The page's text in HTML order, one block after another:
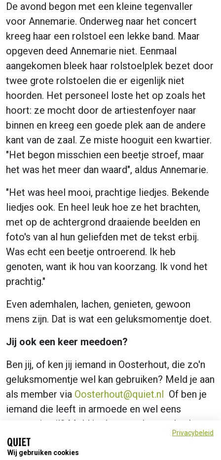
De avond begon met een kleine tegenvaller
voor Annemarie. Onderweg naar het concert
kreeg haar een rolstoel een lekke band. Maar
opgeven deed Annemarie niet. Eenmaal
aangekomen bleek haar rolstoelplek bezet door
twee grote rolstoelen die er eigenlijk niet
hoorden. Het personeel loste het op zoals het
hoort: ze mocht door de artiestenfoyer naar
binnen en kreeg een goede plek aan de andere
kant van de zaal. Ze miste hooguit een kwartier.
"Het begon misschien een beetje stroef, maar
het was het meer dan waard", aldus Annemarie.
"Het was heel mooi, prachtige liedjes. Bekende
liedjes ook. En heel leuk hoe ze het brachten,
met op de achtergrond draaiende beelden en
foto's van al hun geliefden met de tekst erbij.
Was echt een beetje ontroerend. Ik heb
genoten, want ik hou van koorzang. Ik vond het
prachtig."
Even ademhalen, lachen, genieten, gewoon
mens zijn. Dat is wat een geluksmomentje doet.
Jij ook een keer meedoen?
Ben jij, of ken jij iemand in Oosterhout, die zo'n
geluksmomentje wel kan gebruiken? Meld je aan
als member via Oosterhout@quiet.nl Of ben je
iemand die leeft in armoede en wel eens
tussenuit wil? Meld je dan aan als member!
Privacybeleid
Wij gebruiken cookies